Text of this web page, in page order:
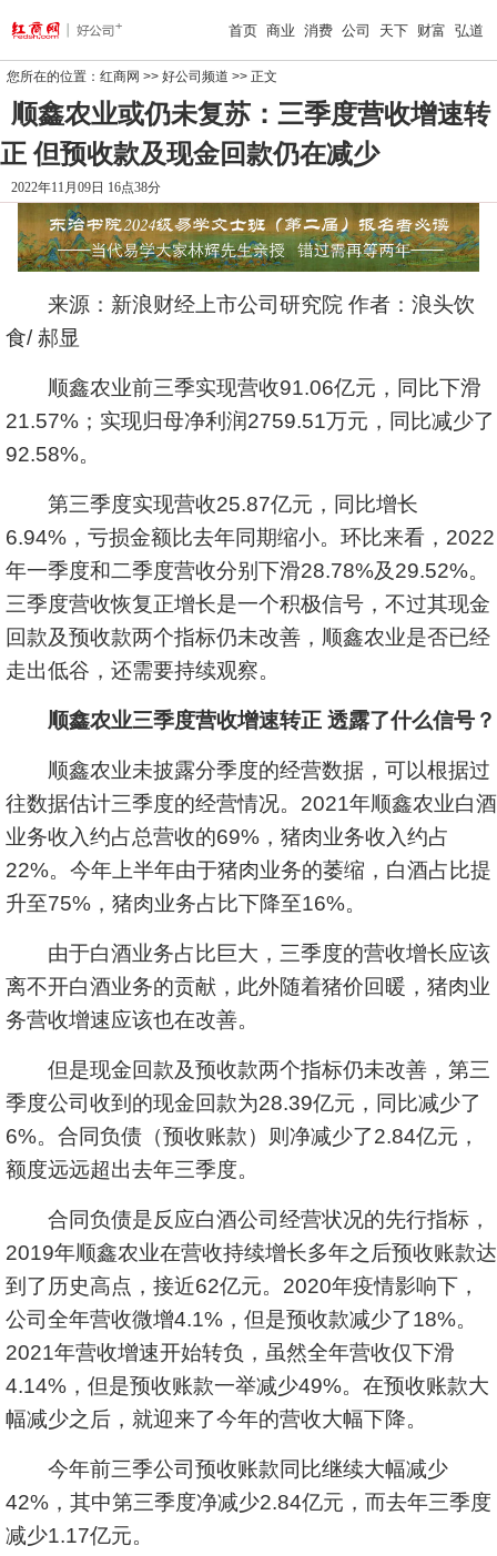
首页 商业 消费 公司 天下 财富 弘道
您所在的位置： 红商网 >> 好公司频道 >> 正文
顺鑫农业或仍未复苏：三季度营收增速转
正 但预收款及现金回款仍在减少
2022年11月09日 16点38分
来源：新浪财经上市公司研究院 作者：浪头饮
食/ 郝显
顺鑫农业前三季实现营收91.06亿元，同比下滑
21.57%；实现归母净利润2759.51万元，同比减少了
92.58%。
第三季度实现营收25.87亿元，同比增长
6.94%，亏损金额比去年同期缩小。环比来看，2022
年一季度和二季度营收分别下滑28.78%及29.52%。
三季度营收恢复正增长是一个积极信号，不过其现金
回款及预收款两个指标仍未改善，顺鑫农业是否已经
走出低谷，还需要持续观察。
顺鑫农业三季度营收增速转正 透露了什么信号？
顺鑫农业未披露分季度的经营数据，可以根据过
往数据估计三季度的经营情况。2021年顺鑫农业白酒
业务收入约占总营收的69%，猪肉业务收入约占
22%。今年上半年由于猪肉业务的萎缩，白酒占比提
升至75%，猪肉业务占比下降至16%。
由于白酒业务占比巨大，三季度的营收增长应该
离不开白酒业务的贡献，此外随着猪价回暖，猪肉业
务营收增速应该也在改善。
但是现金回款及预收款两个指标仍未改善，第三
季度公司收到的现金回款为28.39亿元，同比减少了
6%。合同负债（预收账款）则净减少了2.84亿元，
额度远远超出去年三季度。
合同负债是反应白酒公司经营状况的先行指标，
2019年顺鑫农业在营收持续增长多年之后预收账款达
到了历史高点，接近62亿元。2020年疫情影响下，
公司全年营收微增4.1%，但是预收款减少了18%。
2021年营收增速开始转负，虽然全年营收仅下滑
4.14%，但是预收账款一举减少49%。在预收账款大
幅减少之后，就迎来了今年的营收大幅下降。
今年前三季公司预收账款同比继续大幅减少
42%，其中第三季度净减少2.84亿元，而去年三季度
减少1.17亿元。